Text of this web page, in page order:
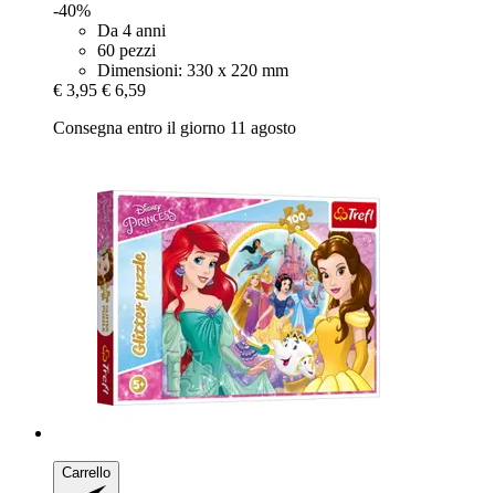
-40%
Da 4 anni
60 pezzi
Dimensioni: 330 x 220 mm
€ 3,95 € 6,59
Consegna entro il giorno 11 agosto
Carrello